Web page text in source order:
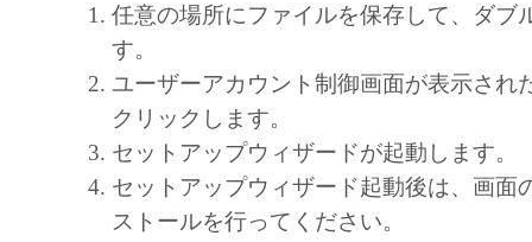
のとします。
８．契約期間
(1) 本契約書は、お客様が、『同意』を示
クリックした時点、または「本ソフトウェ
ールした時点で発効し、下記(2)または(3)
まで有効に存続します。
(2) お客様は、「本ソフトウェア」および
任意の場所にファイルを保存して、ダブ
す。
ユーザーアカウント制御画面が表示され
クリックします。
セットアップウィザードが起動します。
セットアップウィザード起動後は、画面
ストールを行ってください。